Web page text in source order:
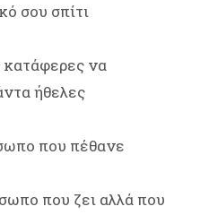
σου σπίτι
να
ήθελες
που πέθανε
που ζει αλλά που